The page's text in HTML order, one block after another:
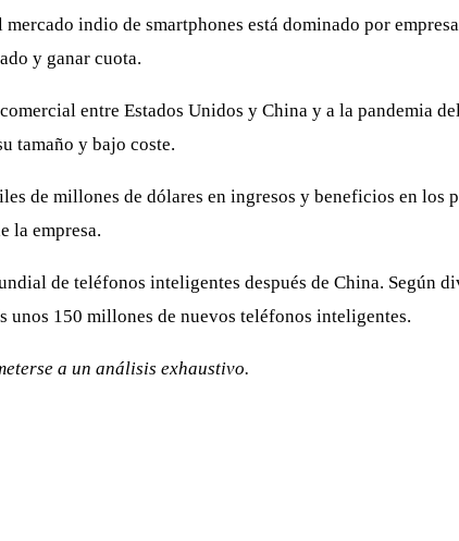
indio de smartphones está dominado por
y ganar cuota.
entre Estados Unidos y China y a la pandemia
tamaño y bajo coste.
de millones de dólares en ingresos y beneficios en los
la empresa.
de teléfonos inteligentes después de China. Según
unos 150 millones de nuevos teléfonos inteligentes.
a un análisis exhaustivo.